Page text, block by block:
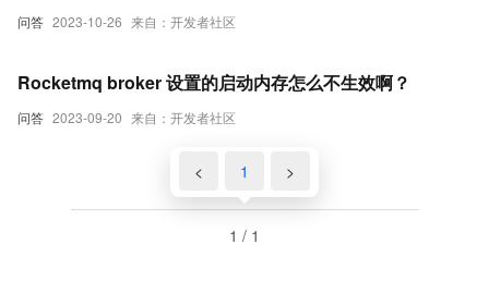
问答 2023-10-26 来自：开发者社区
问答 2023-09-20 来自：开发者社区
Rocketmq broker 设置的启动内存怎么不生效啊？
< 1 >
1 / 1